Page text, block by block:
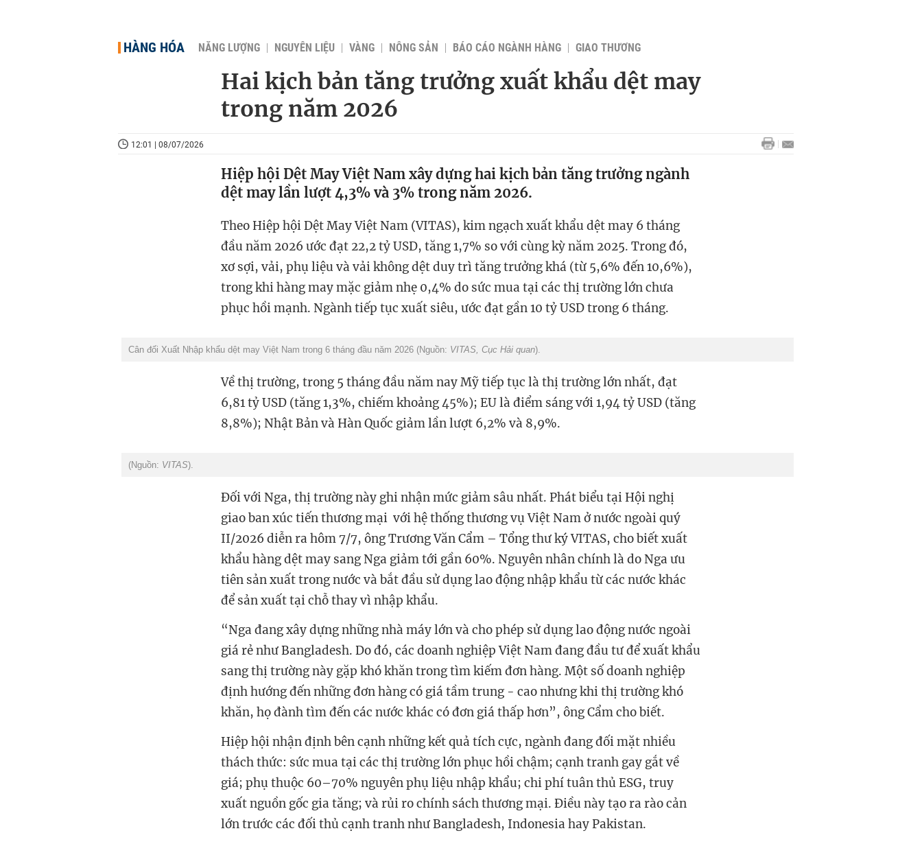
HÀNG HÓA NĂNG LƯỢNG NGUYÊN LIỆU VÀNG NÔNG SẢN BÁO CÁO NGÀNH HÀNG GIAO THƯƠNG
Hai kịch bản tăng trưởng xuất khẩu dệt may
trong năm 2026
12:01 | 08/07/2026
Hiệp hội Dệt May Việt Nam xây dựng hai kịch bản tăng trưởng ngành
dệt may lần lượt 4,3% và 3% trong năm 2026.
Theo Hiệp hội Dệt May Việt Nam (VITAS), kim ngạch xuất khẩu dệt may 6 tháng
đầu năm 2026 ước đạt 22,2 tỷ USD, tăng 1,7% so với cùng kỳ năm 2025. Trong đó,
xơ sợi, vải, phụ liệu và vải không dệt duy trì tăng trưởng khá (từ 5,6% đến 10,6%),
trong khi hàng may mặc giảm nhẹ 0,4% do sức mua tại các thị trường lớn chưa
phục hồi mạnh. Ngành tiếp tục xuất siêu, ước đạt gần 10 tỷ USD trong 6 tháng.
Cân đối Xuất Nhập khẩu dệt may Việt Nam trong 6 tháng đầu năm 2026 (Nguồn: VITAS, Cục Hải quan).
Về thị trường, trong 5 tháng đầu năm nay Mỹ tiếp tục là thị trường lớn nhất, đạt
6,81 tỷ USD (tăng 1,3%, chiếm khoảng 45%); EU là điểm sáng với 1,94 tỷ USD (tăng
8,8%); Nhật Bản và Hàn Quốc giảm lần lượt 6,2% và 8,9%.
(Nguồn: VITAS).
Đối với Nga, thị trường này ghi nhận mức giảm sâu nhất. Phát biểu tại Hội nghị
giao ban xúc tiến thương mại với hệ thống thương vụ Việt Nam ở nước ngoài quý
II/2026 diễn ra hôm 7/7, ôngTrương Văn Cẩm – Tổng thư ký VITAS, cho biết xuất
khẩu hàng dệt may sang Nga giảm tới gần 60%. Nguyên nhân chính là do Nga ưu
tiên sản xuất trong nước và bắt đầu sử dụng lao động nhập khẩu từ các nước khác
để sản xuất tại chỗ thay vì nhập khẩu.
“Nga đang xây dựng những nhà máy lớn và cho phép sử dụng lao động nước ngoài
giá rẻ như Bangladesh. Do đó, các doanh nghiệp Việt Nam đang đầu tư để xuất khẩu
sang thị trường này gặp khó khăn trong tìm kiếm đơn hàng. Một số doanh nghiệp
định hướng đến những đơn hàng có giá tầm trung - cao nhưng khi thị trường khó
khăn, họ đành tìm đến các nước khác có đơn giá thấp hơn”, ông Cẩm cho biết.
Hiệp hội nhận định bên cạnh những kết quả tích cực, ngành đang đối mặt nhiều
thách thức: sức mua tại các thị trường lớn phục hồi chậm; cạnh tranh gay gắt về
giá; phụ thuộc 60–70% nguyên phụ liệu nhập khẩu; chi phí tuân thủ ESG, truy
xuất nguồn gốc gia tăng; và rủi ro chính sách thương mại. Điều này tạo ra rào cản
lớn trước các đối thủ cạnh tranh như Bangladesh, Indonesia hay Pakistan.